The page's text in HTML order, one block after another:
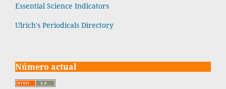
Essential Science Indicators
Ulrich's Periodicals Directory
Número actual